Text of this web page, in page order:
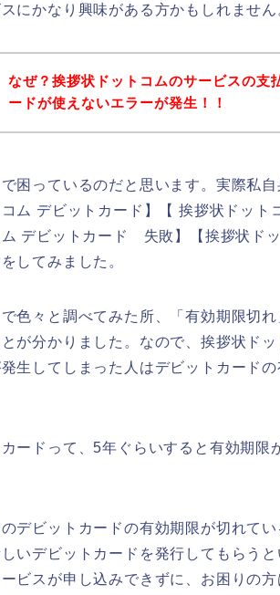
にかなり興味がある方かもしれません
なぜ？挨拶状ドットコムのサービスの支
ードが使えないエラーが発生！！
困っているのだと思います。実際私
コム デビットカード】【 挨拶状ドッ
デビットカード 失敗】【挨拶状ド
してみました。
色々と調べてみた所、「有効期限切
が分かりました。なので、挨拶状ド
生してしまった人はデビットカード
ードって、5年ぐらいすると有効期限
デビットカードの有効期限が切れて
いデビットカードを発行してもらう
ビスが申し込みできずに、お困りの